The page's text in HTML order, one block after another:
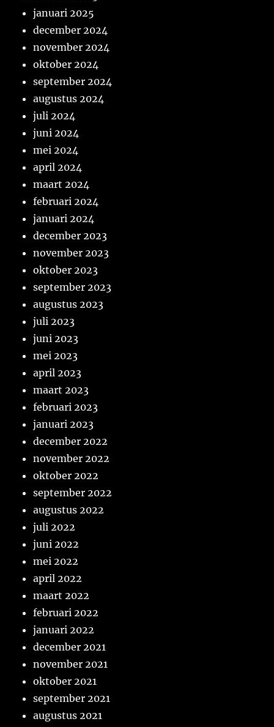
januari 2025
december 2024
november 2024
oktober 2024
september 2024
augustus 2024
juli 2024
juni 2024
mei 2024
april 2024
maart 2024
februari 2024
januari 2024
december 2023
november 2023
oktober 2023
september 2023
augustus 2023
juli 2023
juni 2023
mei 2023
april 2023
maart 2023
februari 2023
januari 2023
december 2022
november 2022
oktober 2022
september 2022
augustus 2022
juli 2022
juni 2022
mei 2022
april 2022
maart 2022
februari 2022
januari 2022
december 2021
november 2021
oktober 2021
september 2021
augustus 2021